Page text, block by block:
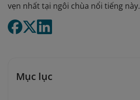
vẹn nhất tại ngôi chùa nổi tiếng này.
Mục lục